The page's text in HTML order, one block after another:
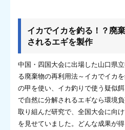
イカでイカを釣る！？廃
されるエギを製作
中国・四国大会に出場した山口県
る廃棄物の再利用法～イカでイカ
の甲を使い、イカ釣りで使う疑似
で自然に分解されるエギなら環境
取り組んだ研究で、全国大会に向
を見せていました。どんな成果が